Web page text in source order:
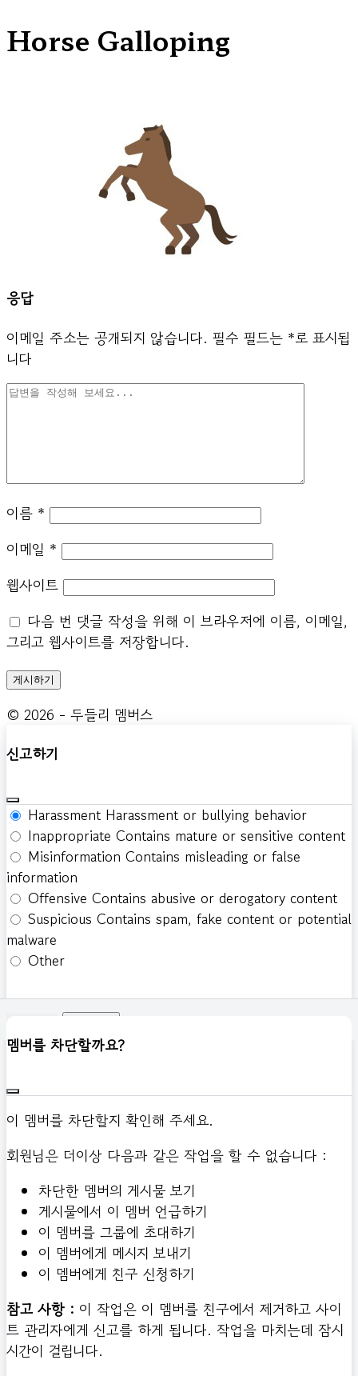
Horse Galloping
응답
이메일 주소는 공개되지 않습니다. 필수 필드는 *로 표시됩
니다
이름 *
이메일 *
웹사이트
다음 번 댓글 작성을 위해 이 브라우저에 이름, 이메일,
그리고 웹사이트를 저장합니다.
© 2026 - 두들리 멤버스
신고하기
Harassment Harassment or bullying behavior
Inappropriate Contains mature or sensitive content
Misinformation Contains misleading or false
information
Offensive Contains abusive or derogatory content
Suspicious Contains spam, fake content or potential
malware
Other
멤버를 차단할까요?
이 멤버를 차단할지 확인해 주세요.
회원님은 더이상 다음과 같은 작업을 할 수 없습니다 :
차단한 멤버의 게시물 보기
게시물에서 이 멤버 언급하기
이 멤버를 그룹에 초대하기
이 멤버에게 메시지 보내기
이 멤버에게 친구 신청하기
참고 사항 : 이 작업은 이 멤버를 친구에서 제거하고 사이
트 관리자에게 신고를 하게 됩니다. 작업을 마치는데 잠시
시간이 걸립니다.